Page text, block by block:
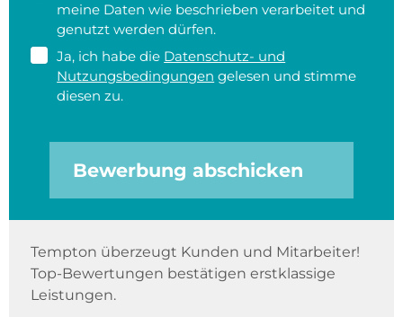
meine Daten wie beschrieben verarbeitet und
genutzt werden dürfen.
Ja, ich habe die Datenschutz- und
Nutzungsbedingungen gelesen und stimme
diesen zu.
Bewerbung abschicken
Tempton überzeugt Kunden und Mitarbeiter!
Top-Bewertungen bestätigen erstklassige
Leistungen.